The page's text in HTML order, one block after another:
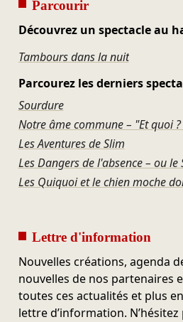
Parcourir
Découvrez un spectacle au
Tambours dans la nuit
Parcourez les derniers
Sourdure
Notre âme commune – "Et quoi
Les Aventures de Slim
Les Dangers de l'absence – ou
Les Quiquoi et le chien moche
Lettre d'information
Nouvelles créations, agenda
nouvelles de nos partenaires
toutes ces actualités et plus
lettre d’information.